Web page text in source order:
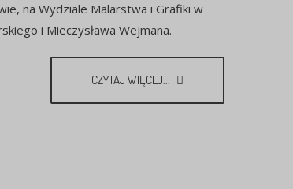
na Wydziale Malarstwa i Grafiki w
i Mieczysława Wejmana.
CZYTAJ WIĘCEJ...